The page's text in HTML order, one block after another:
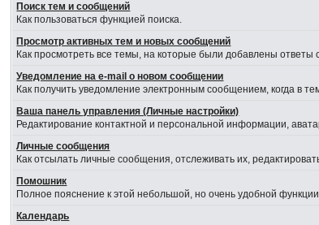
Поиск тем и сообщений
Как пользоваться функцией поиска.
Просмотр активных тем и новых сообщений
Как просмотреть все темы, на которые были добавлены
Уведомление на е-mail о новом сообщении
Как получить уведомление электронным сообщением, когда в
Ваша панель управления (Личные настройки)
Редактирование контактной и персональной информации,
Личные сообщения
Как отсылать личные сообщения, отслеживать их,
Помошник
Полное пояснение к этой небольшой, но очень удобной функции
Календарь